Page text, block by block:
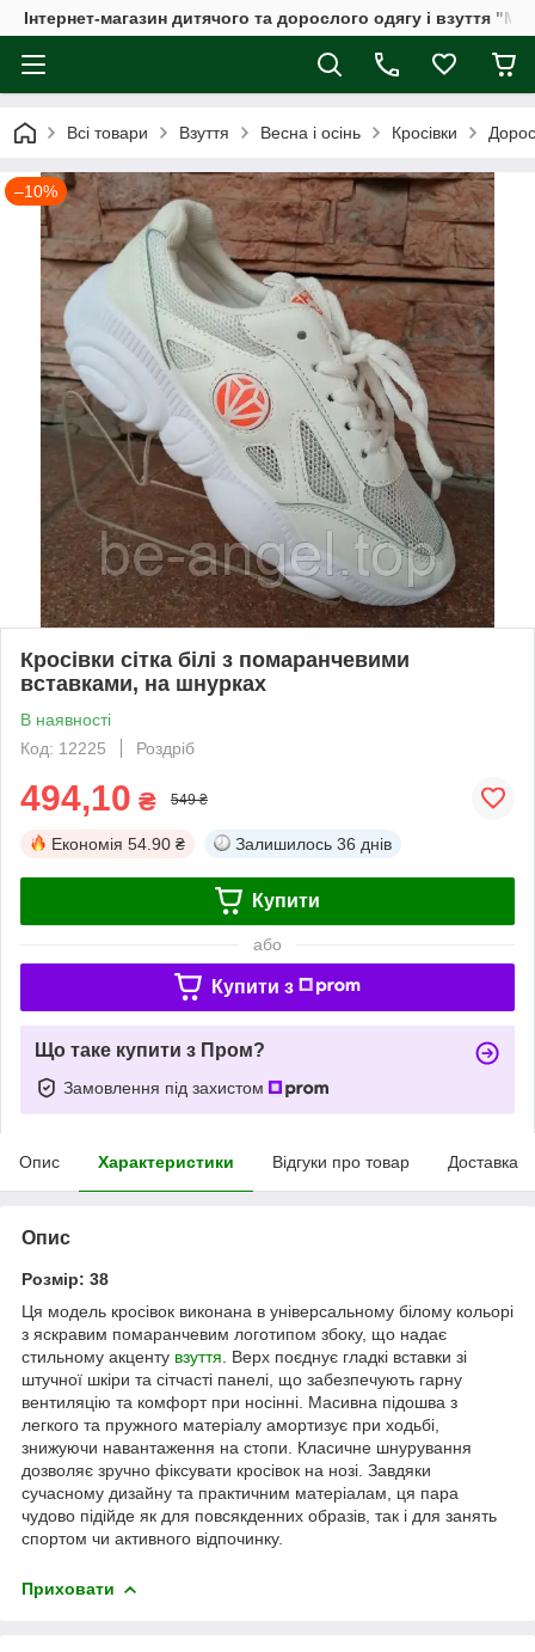
Інтернет-магазин дитячого та дорослого одягу і взуття
Всі товари Взуття Весна і осінь Кросівки
–10%
Кросівки сітка білі з помаранчевими
вставками, на шнурках
В наявності
Код: 12225
Роздріб
494,10 ₴ 549 ₴
Економія 54.90 ₴ Залишилось 36 днів
Купити
або
Купити з
Що таке купити з Пром?
Замовлення під захистом
Опис Характеристики Відгуки про товар Доставка
Опис
Розмір: 38
Ця модель кросівок виконана в універсальному білому кольорі
з яскравим помаранчевим логотипом збоку, що надає
стильному акценту взуття . Верх поєднує гладкі вставки зі
штучної шкіри та сітчасті панелі, що забезпечують гарну
вентиляцію та комфорт при носінні. Масивна підошва з
легкого та пружного матеріалу амортизує при ходьбі,
знижуючи навантаження на стопи. Класичне шнурування
дозволяє зручно фіксувати кросівок на нозі. Завдяки
сучасному дизайну та практичним матеріалам, ця пара
чудово підійде як для повсякденних образів, так і для занять
спортом чи активного відпочинку.
Приховати